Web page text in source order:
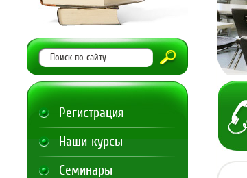
Регистрация
Наши курсы
Семинары